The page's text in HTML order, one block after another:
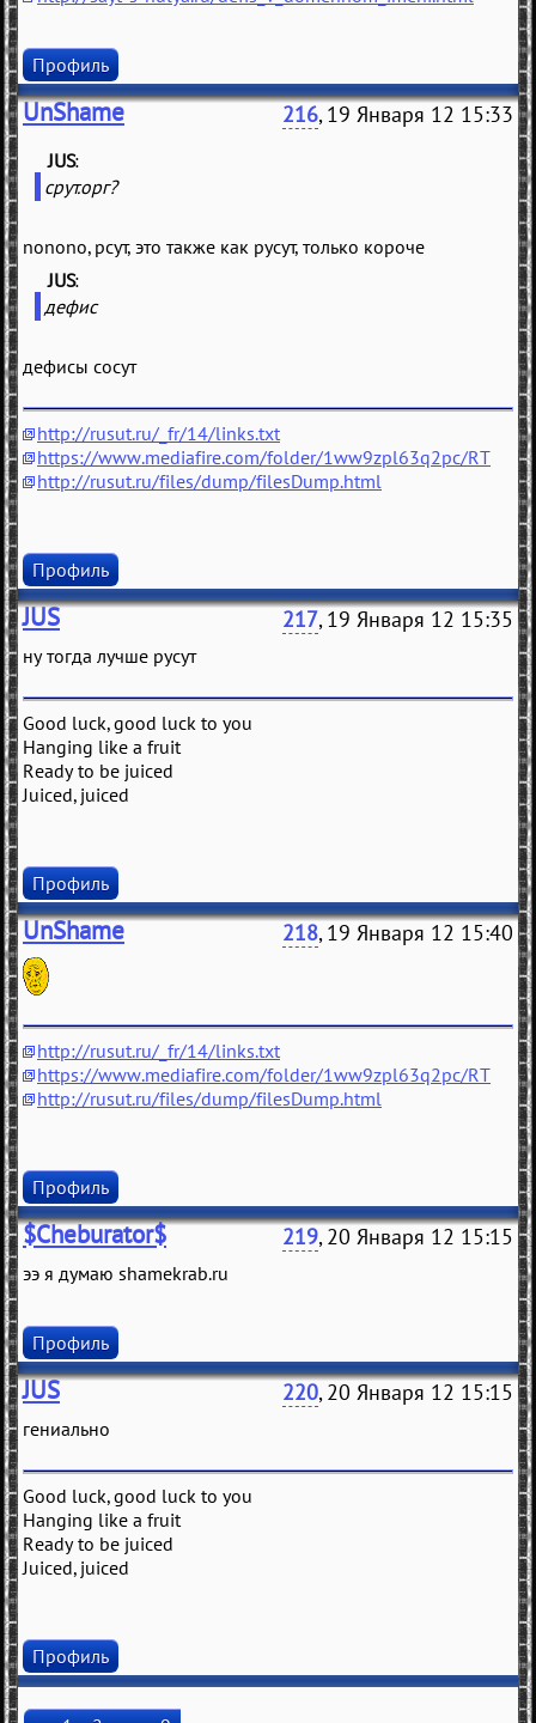
Профиль
UnShame 216, 19 Января 12 15:33
(JUS
срут.орг?
nonono, рсут, это также как русут, только короче
(JUS
дефис
дефисы сосут
http://rusut.ru/_fr/14/links.txt
https://www.mediafire.com/folder/1ww9zpl63q2pc/RT
http://rusut.ru/files/dump/filesDump.html
Профиль
JUS 217, 19 Января 12 15:35
ну тогда лучше русут
Good luck, good luck to you
Hanging like a fruit
Ready to be juiced
Juiced, juiced
Профиль
UnShame 218, 19 Января 12 15:40
http://rusut.ru/_fr/14/links.txt
https://www.mediafire.com/folder/1ww9zpl63q2pc/RT
http://rusut.ru/files/dump/filesDump.html
Профиль
$Cheburator$ 219, 20 Января 12 15:15
ээ я думаю shamekrab.ru
Профиль
JUS 220, 20 Января 12 15:15
гениально
Good luck, good luck to you
Hanging like a fruit
Ready to be juiced
Juiced, juiced
Профиль